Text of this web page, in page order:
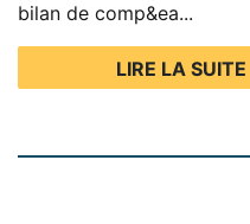
bilan de comp&ea...
LIRE LA SUITE